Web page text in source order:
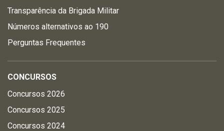
Transparência da Brigada Militar
Números alternativos ao 190
Perguntas Frequentes
CONCURSOS
Concursos 2026
Concursos 2025
Concursos 2024